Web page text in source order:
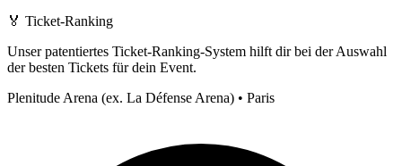
🏅 Ticket-Ranking
Unser patentiertes Ticket-Ranking-System hilft dir bei der Auswahl
der besten Tickets für dein Event.
Plenitude Arena (ex. La Défense Arena) • Paris